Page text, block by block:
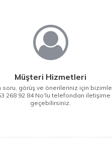
Müşteri Hizmetleri
soru, görüş ve önerileriniz için bizimle
268 92 84 No'lu telefondan iletişime
geçebilirsiniz.